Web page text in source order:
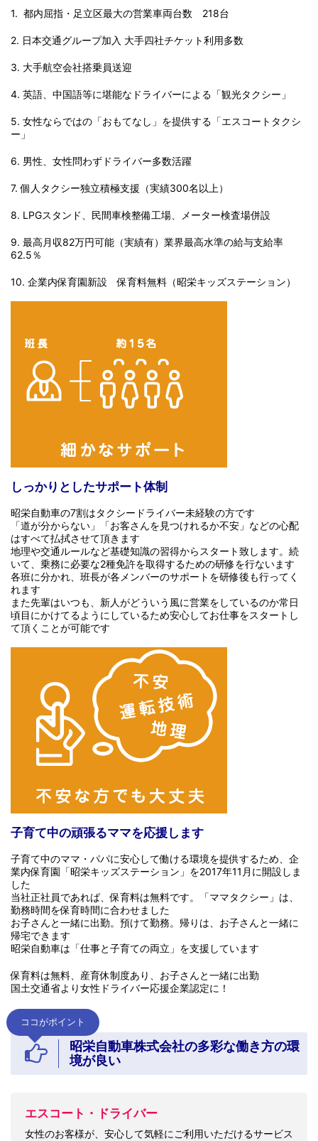
1. 都内屈指・足立区最大の営業車両台数 218台
2. 日本交通グループ加入 大手四社チケット利用多数
3. 大手航空会社搭乗員送迎
4. 英語、中国語等に堪能なドライバーによる「観光タクシー」
5. 女性ならではの「おもてなし」を提供する「エスコートタクシ
ー」
6. 男性、女性問わずドライバー多数活躍
7. 個人タクシー独立積極支援（実績300名以上）
8. LPGスタンド、民間車検整備工場、メーター検査場併設
9. 最高月収82万円可能（実績有）業界最高水準の給与支給率
62.5％
10. 企業内保育園新設 保育料無料（昭栄キッズステーション）
しっかりとしたサポート体制
昭栄自動車の7割はタクシードライバー未経験の方です
「道が分からない」「お客さんを見つけれるか不安」などの心配
はすべて払拭させて頂きます
地理や交通ルールなど基礎知識の習得からスタート致します。続
いて、乗務に必要な2種免許を取得するための研修を行ないます
各班に分かれ、班長が各メンバーのサポートを研修後も行ってく
れます
また先輩はいつも、新人がどういう風に営業をしているのか常日
頃目にかけてるようにしているため安心してお仕事をスタートし
て頂くことが可能です
子育て中の頑張るママを応援します
子育て中のママ・パパに安心して働ける環境を提供するため、企
業内保育園「昭栄キッズステーション」を2017年11月に開設しま
した
当社正社員であれば、保育料は無料です。「ママタクシー」は、
勤務時間を保育時間に合わせました
お子さんと一緒に出勤。預けて勤務。帰りは、お子さんと一緒に
帰宅できます
昭栄自動車は「仕事と子育ての両立」を支援しています
保育料は無料、産育休制度あり、お子さんと一緒に出勤
国土交通省より女性ドライバー応援企業認定に！
ココがポイント
昭栄自動車株式会社の多彩な働き方の環
境が良い
エスコート・ドライバー
女性のお客様が、安心して気軽にご利用いただけるサービス